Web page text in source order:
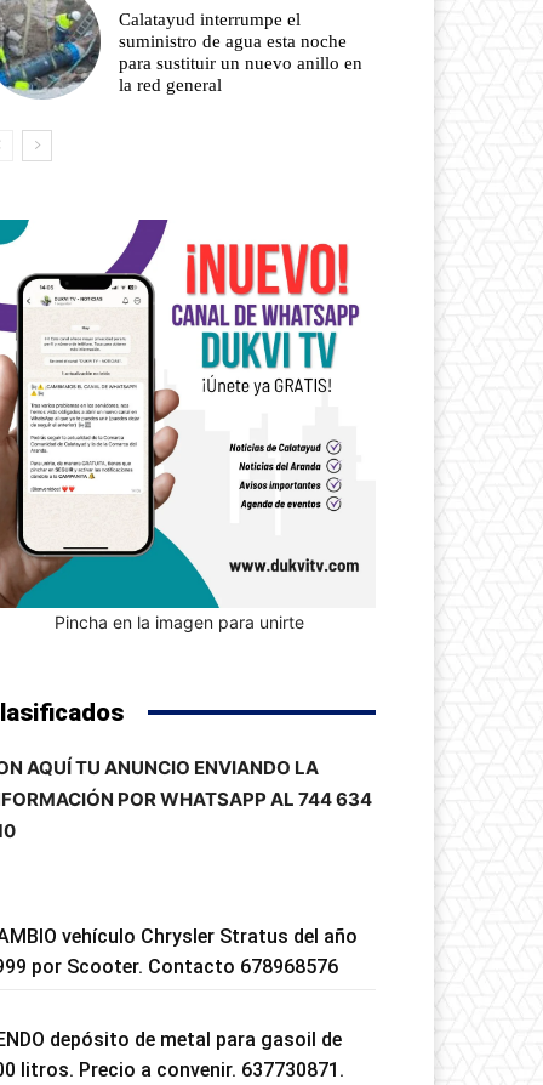
Calatayud interrumpe el
suministro de agua esta noche
para sustituir un nuevo anillo en
la red general
Pincha en la imagen para unirte
AQUÍ TU ANUNCIO ENVIANDO LA
POR WHATSAPP AL 744 634
vehículo Chrysler Stratus del año
por Scooter. Contacto 678968576
depósito de metal para gasoil de
litros. Precio a convenir. 637730871.